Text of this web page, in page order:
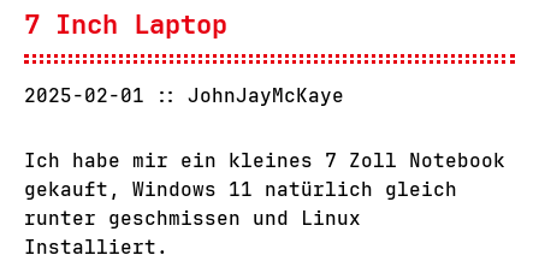
7 Inch Laptop
2025-02-01 JohnJayMcKaye
Ich habe mir ein kleines 7 Zoll Notebook
gekauft, Windows 11 natürlich gleich
runter geschmissen und Linux
Installiert.